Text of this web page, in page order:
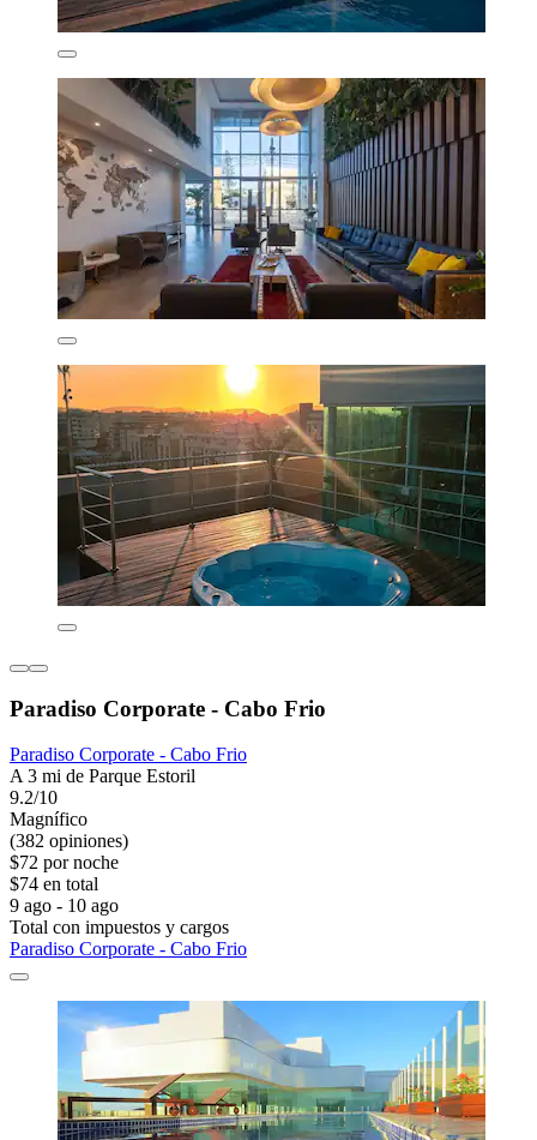
Paradiso Corporate - Cabo Frio
Paradiso Corporate - Cabo Frio
A 3 mi de Parque Estoril
9.2/10
Magnífico
(382 opiniones)
$72 por noche
$74 en total
9 ago - 10 ago
Total con impuestos y cargos
Paradiso Corporate - Cabo Frio